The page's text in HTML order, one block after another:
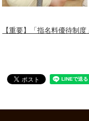
【重要】「指名料優待制